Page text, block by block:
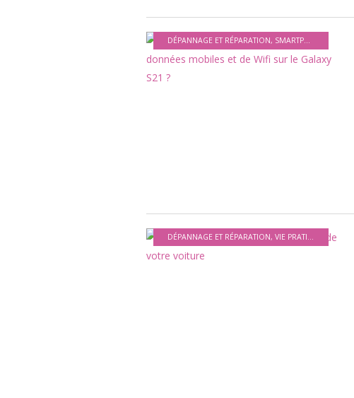
DÉPANNAGE ET RÉPARATION, SMARTPHONES ET APPAREILS MOBILES
DÉPANNAGE ET RÉPARATION, VIE PRATIQUE